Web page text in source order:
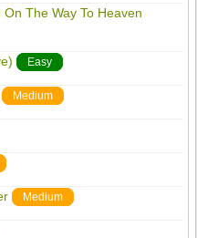
The Way To Heaven
Easy
Medium
Medium